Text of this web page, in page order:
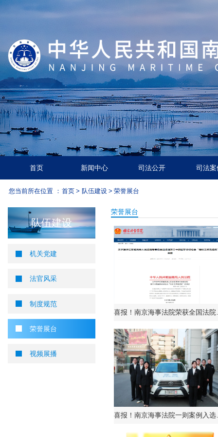
首页 新闻中心
您当前所在位置 ：首页 > 队伍建设 > 荣誉展台
队伍建设
机关党建
法官风采